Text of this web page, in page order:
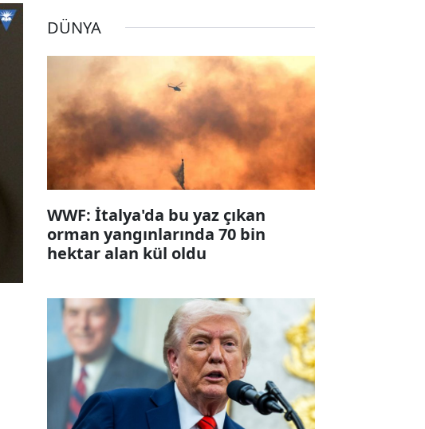
DÜNYA
WWF: İtalya'da bu yaz çıkan
orman yangınlarında 70 bin
hektar alan kül oldu